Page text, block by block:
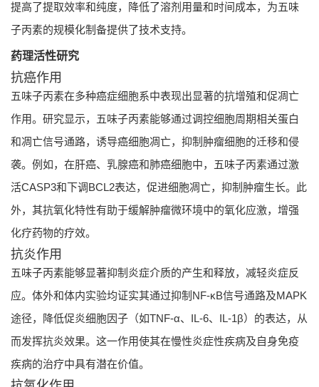
提高了提取效率和纯度，降低了溶剂用量和时间成本，为五味
子丙素的规模化制备提供了技术支持。
药理活性研究
抗癌作用
五味子丙素在多种癌症细胞系中表现出显著的抗增殖和促凋亡
作用。研究显示，五味子丙素能够通过调控细胞周期相关蛋白
和凋亡信号通路，诱导癌细胞凋亡，抑制肿瘤细胞的迁移和侵
袭。例如，在肝癌、乳腺癌和肺癌细胞中，五味子丙素通过激
活CASP3和下调BCL2表达，促进细胞凋亡，抑制肿瘤生长。此
外，其抗氧化特性有助于缓解肿瘤微环境中的氧化应激，增强
化疗药物的疗效。
抗炎作用
五味子丙素能够显著抑制炎症介质的产生和释放，减轻炎症反
应。体外和体内实验均证实其通过抑制NF-κB信号通路及MAPK
途径，降低促炎细胞因子（如TNF-α、IL-6、IL-1β）的表达，从
而发挥抗炎效果。这一作用使其在慢性炎症性疾病及自身免疫
疾病的治疗中具有潜在价值。